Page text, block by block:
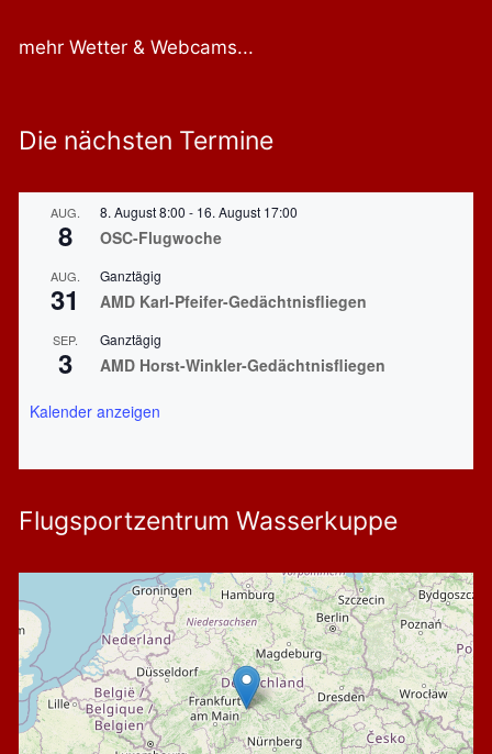
mehr Wetter & Webcams...
Die nächsten Termine
AUG.
8
8. August 8:00 - 16. August 17:00
OSC-Flugwoche
AUG.
31
Ganztägig
AMD Karl-Pfeifer-Gedächtnisfliegen
SEP.
3
Ganztägig
AMD Horst-Winkler-Gedächtnisfliegen
Kalender anzeigen
Flugsportzentrum Wasserkuppe